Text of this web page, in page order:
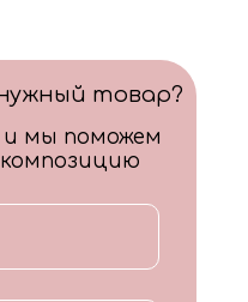
товар?
мы поможем